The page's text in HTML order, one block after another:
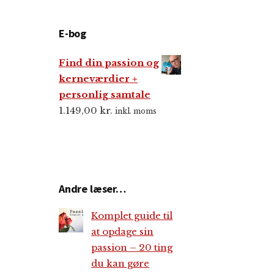
E-bog
Find din passion og
kerneværdier +
personlig samtale
1.149,00 kr. inkl. moms
Andre læser…
Komplet guide til
at opdage sin
passion – 20 ting
du kan gøre